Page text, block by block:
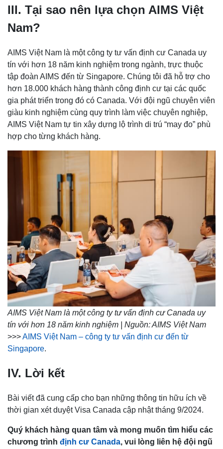
III. Tại sao nên lựa chọn AIMS Việt
Nam?
AIMS Việt Nam là một công ty tư vấn định cư Canada uy
tín với hơn 18 năm kinh nghiệm trong ngành, trực thuộc
tập đoàn AIMS đến từ Singapore. Chúng tôi đã hỗ trợ cho
hơn 18.000 khách hàng thành công định cư tại các quốc
gia phát triển trong đó có Canada. Với đội ngũ chuyên viên
giàu kinh nghiệm cùng quy trình làm việc chuyên nghiệp,
AIMS Việt Nam tự tin xây dựng lộ trình di trú “may đo” phù
hợp cho từng khách hàng.
AIMS Việt Nam là một công ty tư vấn định cư Canada uy
tín với hơn 18 năm kinh nghiệm | Nguồn: AIMS Việt Nam
>>>AIMS Việt Nam – công ty tư vấn định cư đến từ
Singapore.
IV. Lời kết
Bài viết đã cung cấp cho bạn những thông tin hữu ích về
thời gian xét duyệt Visa Canada cập nhật tháng 9/2024.
Quý khách hàng quan tâm và mong muốn tìm hiểu các
chương trình định cư Canada, vui lòng liên hệ đội ngũ